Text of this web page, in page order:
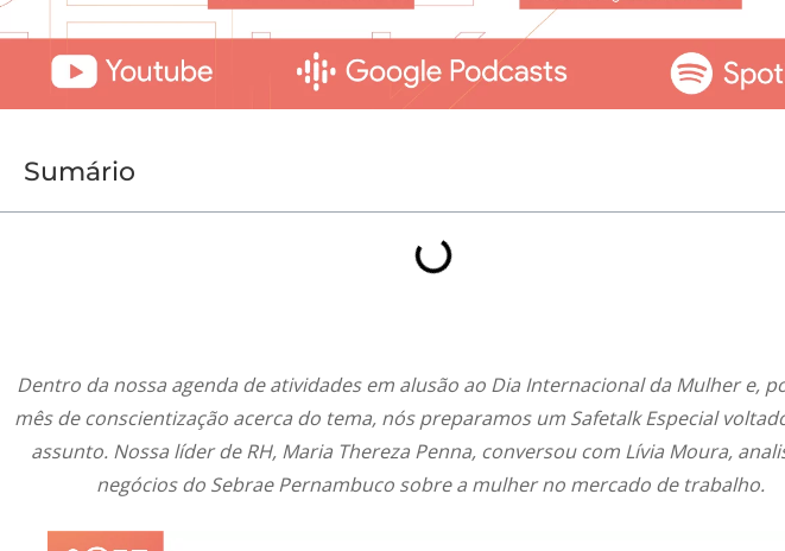
Sumário
Dentro da nossa agenda de atividades em alusão ao Dia Internacional da Mulher e,
mês de conscientização acerca do tema, nós preparamos um Safetalk Especial
assunto. Nossa líder de RH, Maria Thereza Penna, conversou com Lívia Moura,
negócios do Sebrae Pernambuco sobre a mulher no mercado de trabalho.